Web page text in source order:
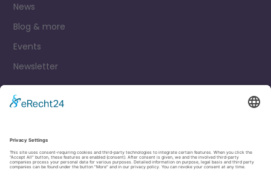
News
Blog & more
Events
Newsletter
Legal Notice
Privacy Policy